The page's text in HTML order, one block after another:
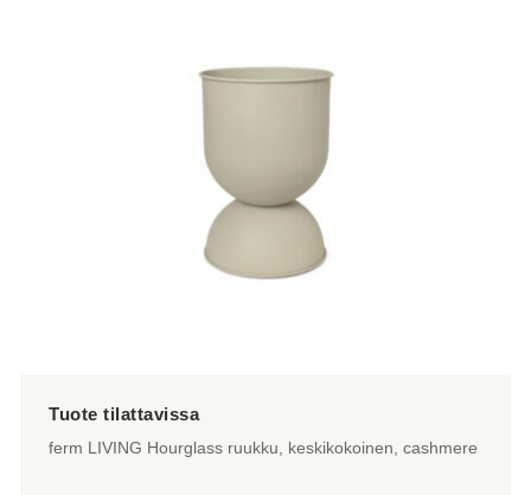
ferm LIVING Hourglass ruukku, keskikokoinen, cashmere